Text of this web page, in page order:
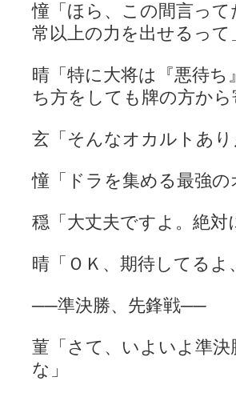
憧「ほら、この間言っ
常以上の力を出せるって
晴「特に大将は『悪待
ち方をしても牌の方か
玄「そんなオカルトあ
憧「ドラを集める最強
穏「大丈夫ですよ。絶
晴「ＯＫ、期待してるよ
──準決勝、先鋒戦──
菫「さて、いよいよ準
な」